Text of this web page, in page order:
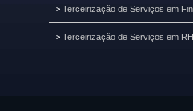
> Terceirização de Serviços em
> Terceirização de Serviços em RH